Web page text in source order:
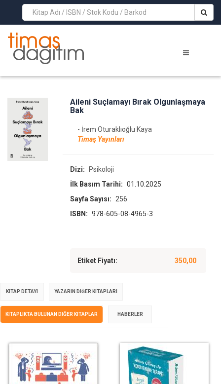
>
Aileni Suçlamayı Bırak Olgunlaşmaya
Bak
- İrem Oturaklıoğlu Kaya
Timaş Yayınları
Dizi:
Psikoloji
İlk Basım Tarihi: 01.10.2025
Sayfa Sayısı:
256
ISBN: 978-605-08-4965-3
Etiket Fiyatı: 350,00
KITAP DETAYI YAZARIN DIĞER KITAPLARI
KITAPLIKTA BULUNAN DIĞER KITAPLAR HABERLER